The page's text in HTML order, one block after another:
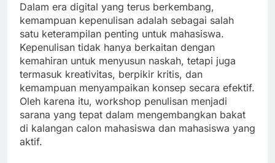
Dalam era digital yang terus berkembang,
kemampuan kepenulisan adalah sebagai salah
satu keterampilan penting untuk mahasiswa.
Kepenulisan tidak hanya berkaitan dengan
kemahiran untuk menyusun naskah, tetapi juga
termasuk kreativitas, berpikir kritis, dan
kemampuan menyampaikan konsep secara efektif.
Oleh karena itu, workshop penulisan menjadi
sarana yang tepat dalam mengembangkan bakat
di kalangan calon mahasiswa dan mahasiswa yang
aktif.